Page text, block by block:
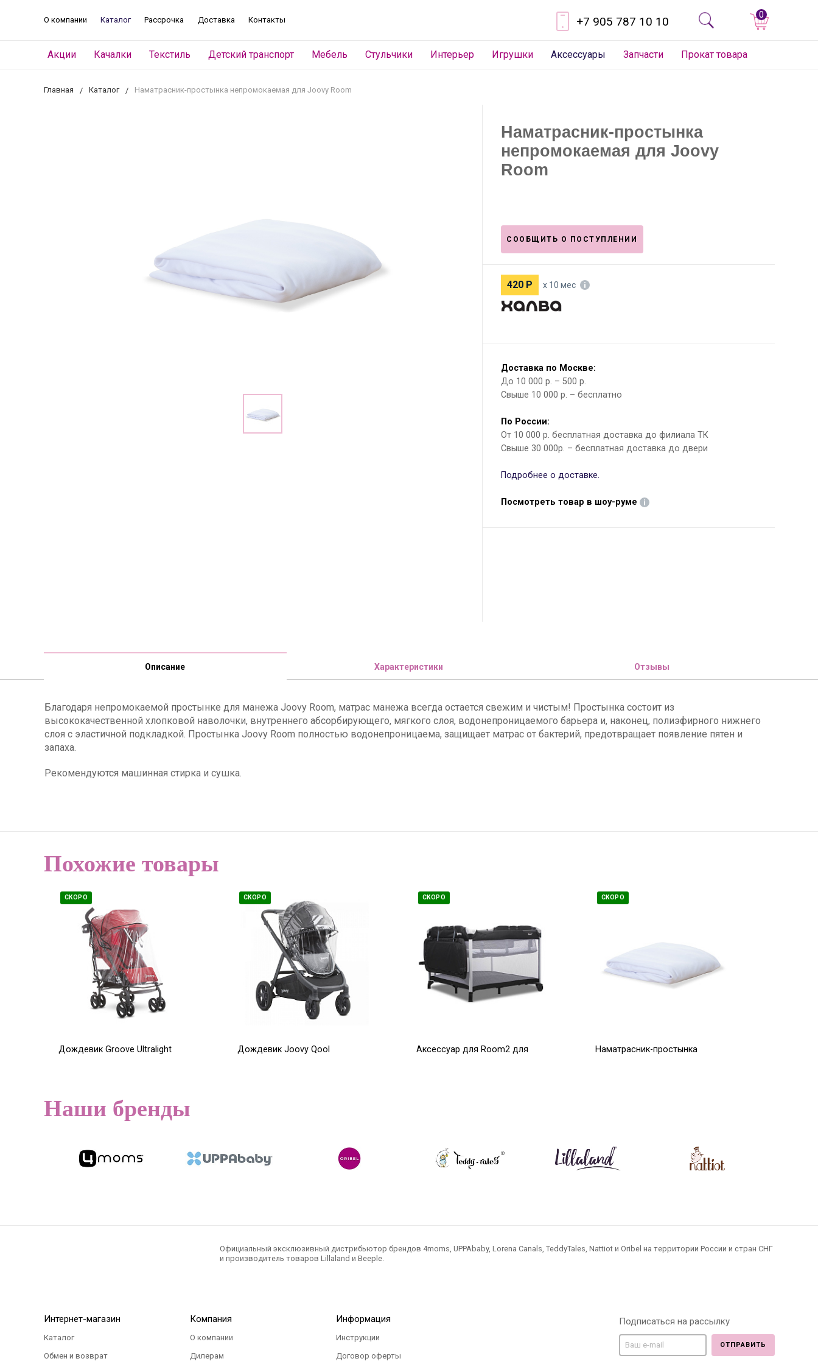
О компании Каталог Рассрочка Доставка Контакты +7 905 787 10 10 0
Акции Качалки Текстиль Детский транспорт Мебель Стульчики Интерьер Игрушки Аксессуары Запчасти Прокат товара
Главная Каталог Наматрасник-простынка непромокаемая для Joovy Room
Наматрасник-простынка
непромокаемая для Joovy
Room
СООБЩИТЬ О ПОСТУПЛЕНИИ
420 Р х 10 мес
Доставка по Москве:
До 10 000 р. – 500 р.
Свыше 10 000 р. – бесплатно
По России:
От 10 000 р. бесплатная доставка до филиала ТК
Свыше 30 000р. – бесплатная доставка до двери
Подробнее о доставке.
Посмотреть товар в шоу-руме
Описание Характеристики Отзывы
Благодаря непромокаемой простынке для манежа Joovy Room, матрас манежа всегда остается свежим и чистым! Простынка состоит из
высококачественной хлопковой наволочки, внутреннего абсорбирующего, мягкого слоя, водонепроницаемого барьера и, наконец, полиэфирного нижнего
слоя с эластичной подкладкой. Простынка Joovy Room полностью водонепроницаема, защищает матрас от бактерий, предотвращает появление пятен и
запаха.
Рекомендуются машинная стирка и сушка.
Похожие товары
СКОРО
Дождевик Groove Ultralight
СКОРО
Дождевик Joovy Qool
СКОРО
Аксессуар для Room2 для
СКОРО
Наматрасник-простынка
Наши бренды
Официальный эксклюзивный дистрибьютор брендов 4moms, UPPAbaby, Lorena Canals, TeddyTales, Nattiot и Oribel на территории России и стран СНГ
и производитель товаров Lillaland и Beeple.
Интернет-магазин
Каталог
Обмен и возврат
Компания
О компании
Дилерам
Информация
Инструкции
Договор оферты
Подписаться на рассылку
ОТПРАВИТЬ